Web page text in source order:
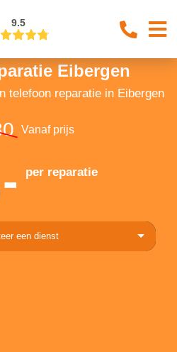
9.5
Eibergen
telefoon reparatie in Eibergen
Vanaf prijs
per reparatie
een dienst